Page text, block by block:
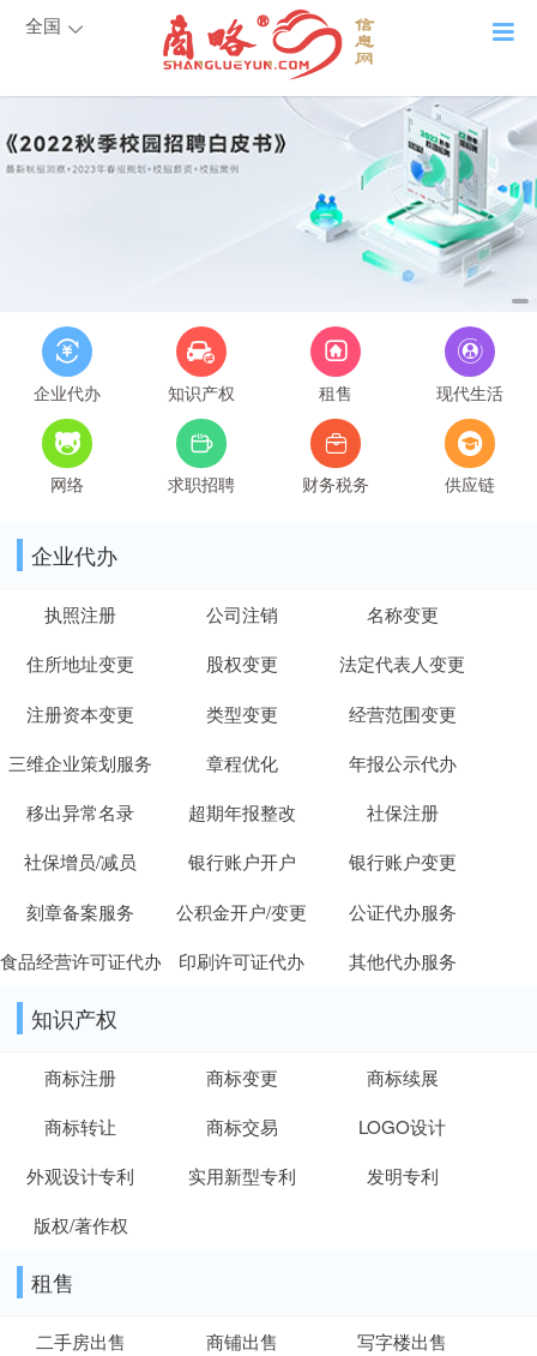
全国
企业代办 知识产权 租售 现代生活
网络 求职招聘 财务税务 供应链
企业代办
执照注册 公司注销
名称变更
住所地址变更
股权变更
法定代表人变更
注册资本变更
类型变更
经营范围变更
三维企业策划服务
章程优化
年报公示代办
移出异常名录
超期年报整改
社保注册
社保增员/减员
银行账户开户
银行账户变更
刻章备案服务
公积金开户/变更
公证代办服务
食品经营许可证代办
印刷许可证代办 其他代办服务
知识产权
商标注册 商标变更
商标续展
商标转让
商标交易
LOGO设计
外观设计专利
实用新型专利
发明专利
版权/著作权
租售
二手房出售 商铺出售
写字楼出售